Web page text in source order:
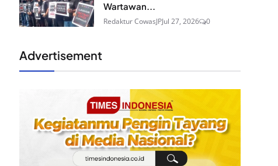
Wartawan...
Redaktur CowasJPJul 27, 2026 0
Advertisement